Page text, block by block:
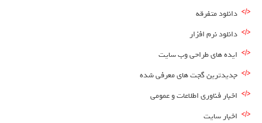
دانلود متفرقه
دانلود نرم افزار
ایده های طراحی وب سایت
جدیدترین گجت های معرفی شده
اخبار فناوری اطلاعات و عمومی
اخبار سایت